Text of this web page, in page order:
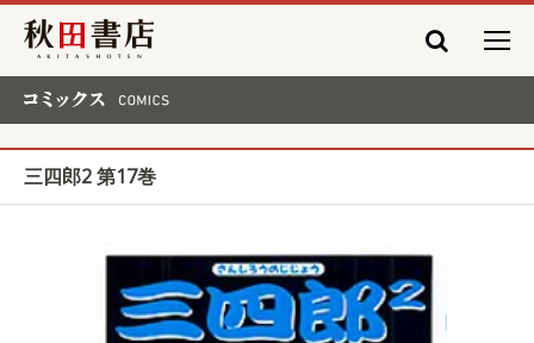
秋田書店
三四郎2 第17巻